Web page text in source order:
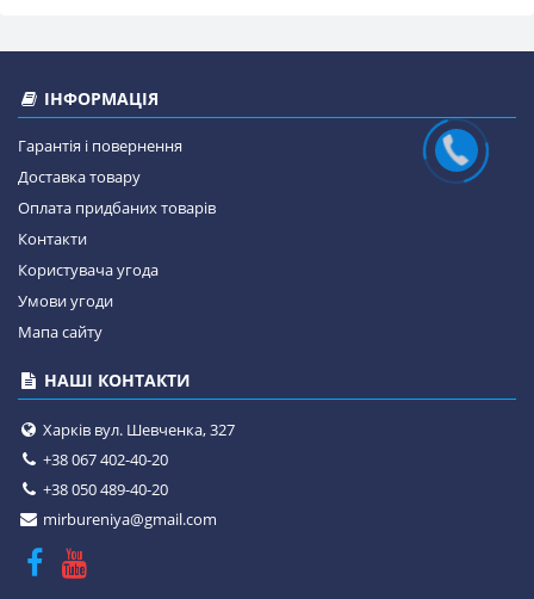
ІНФОРМАЦІЯ
Гарантія і повернення
Доставка товару
Оплата придбаних товарів
Контакти
Користувача угода
Умови угоди
Мапа сайту
НАШІ КОНТАКТИ
Харків вул. Шевченка, 327
+38 067 402-40-20
+38 050 489-40-20
mirbureniya@gmail.com